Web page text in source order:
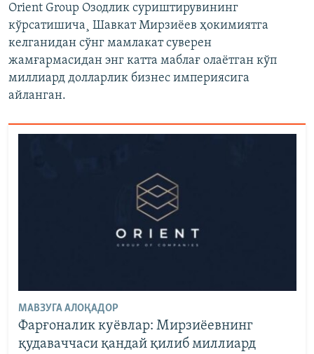
Orient Group Озодлик суриштирувининг
кўрсатишича¸ Шавкат Мирзиëев ҳокимиятга
келганидан сўнг мамлакат суверен
жамғармасидан энг катта маблағ олаëтган кўп
миллиард долларлик бизнес империясига
айланган.
МАВЗУГА АЛОҚАДОР
Фарғоналик куëвлар: Мирзиëевнинг
қудаваччаси қандай қилиб миллиард